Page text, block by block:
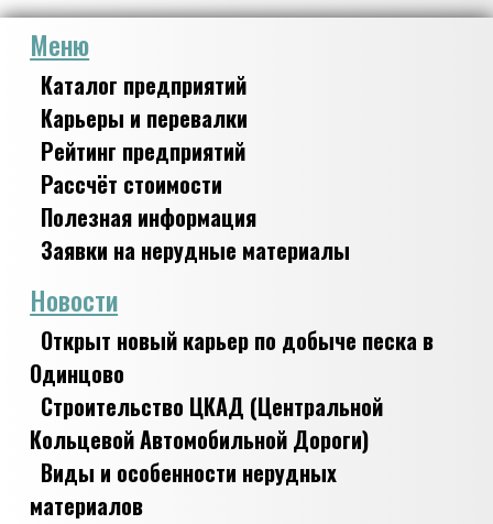
Меню
Каталог предприятий
Карьеры и перевалки
Рейтинг предприятий
Рассчёт стоимости
Полезная информация
Заявки на нерудные материалы
Новости
Открыт новый карьер по добыче песка в
Одинцово
Строительство ЦКАД (Центральной
Кольцевой Автомобильной Дороги)
Виды и особенности нерудных
материалов